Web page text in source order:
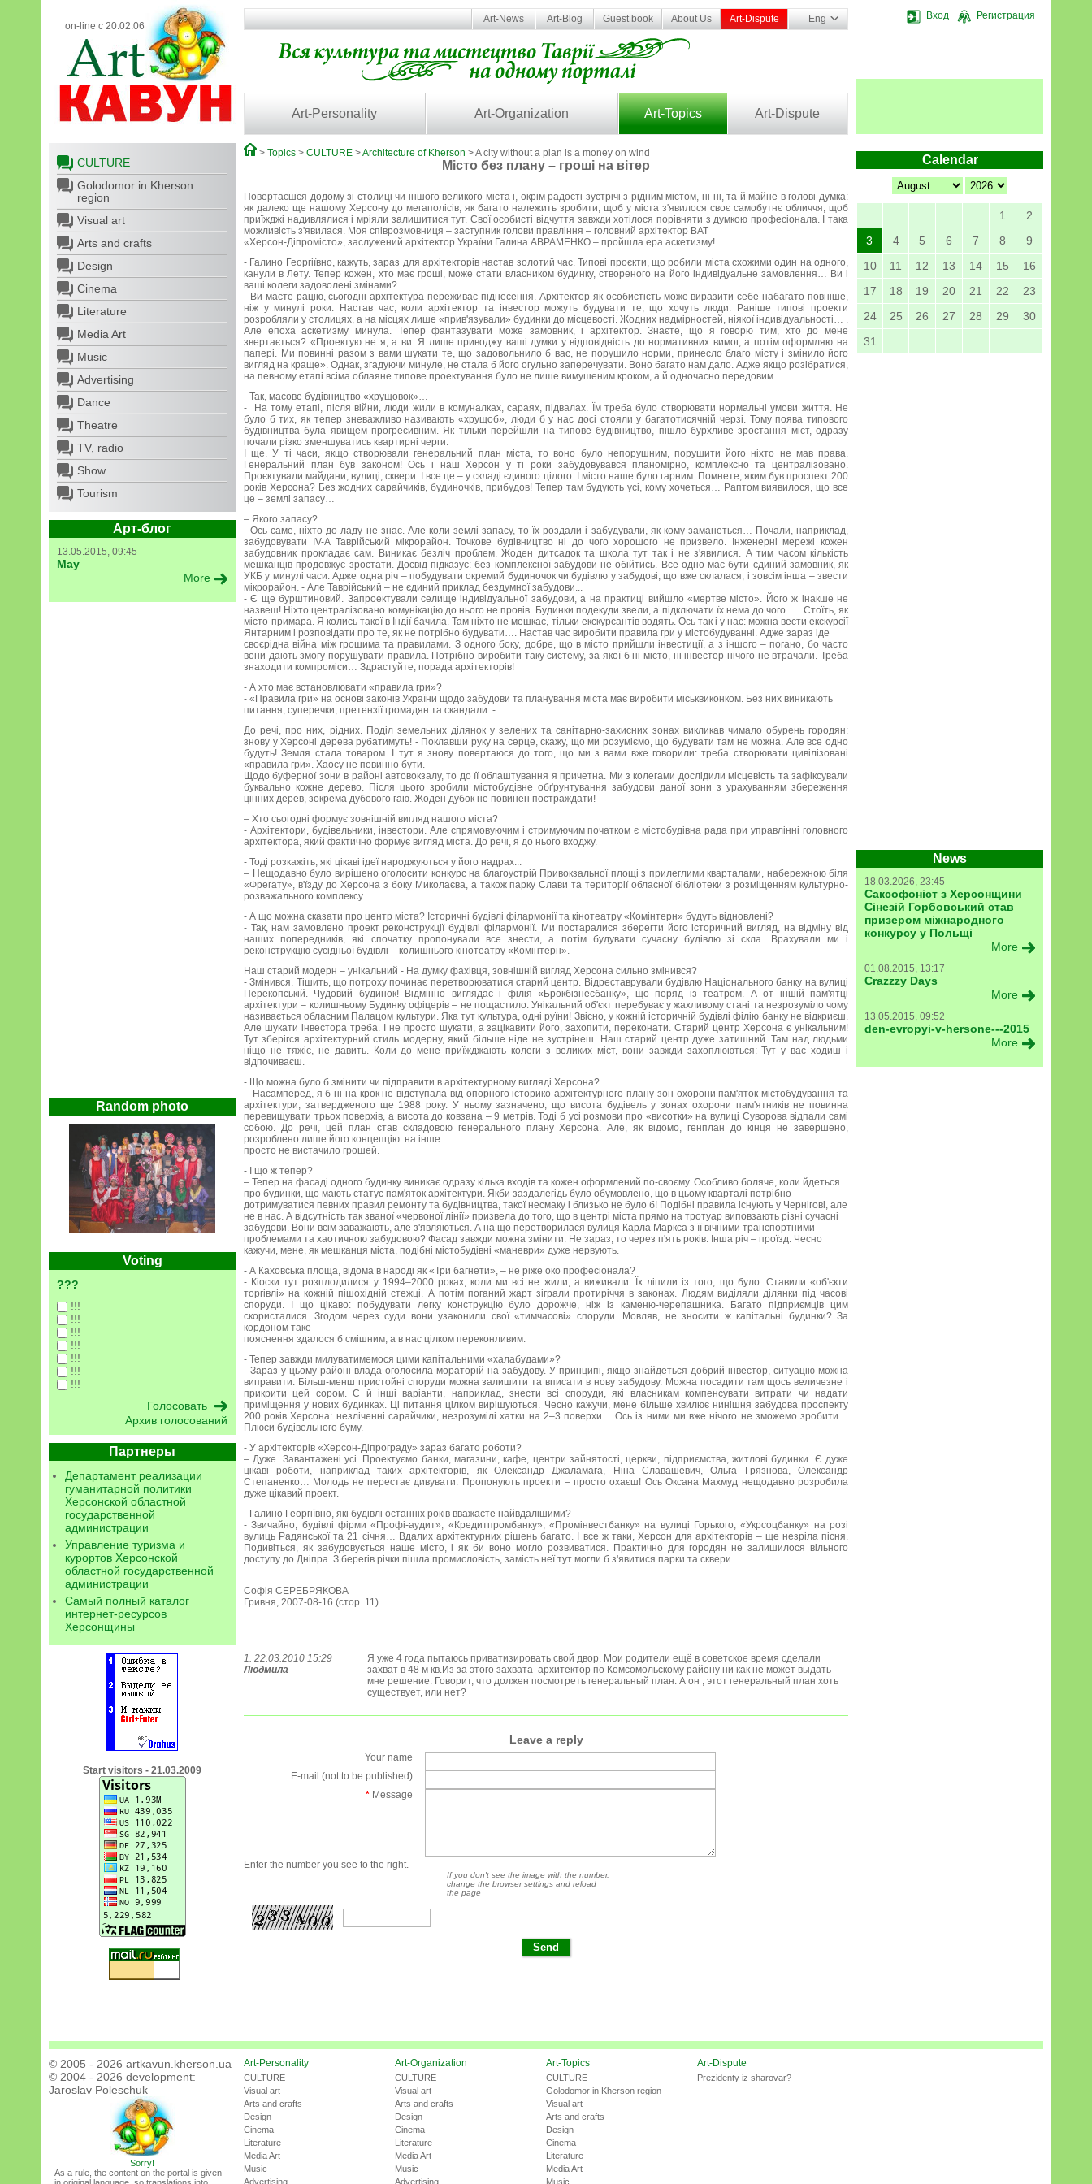
on-line с 20.02.06
Вход Регистрация
Art-News Art-Blog Guest book About Us Art-Dispute Eng
Art-Personality Art-Organization Art-Topics Art-Dispute
CULTURE
Golodomor in Kherson
region
Visual art
Arts and crafts
Design
Cinema
Literature
Media Art
Music
Advertising
Dance
Theatre
TV, radio
Show
Tourism
Арт-блог
13.05.2015, 09:45
May
More
Random photo
Voting
???
!!!
!!!
!!!
!!!
!!!
!!!
!!!
Архив голосований
Партнеры
Департамент реализации
гуманитарной политики
Херсонской областной
государственной
администрации
Управление туризма и
курортов Херсонской
областной государственной
администрации
Самый полный каталог
интернет-ресурсов
Херсонщины
Start visitors - 21.03.2009
Calendar
1
2
3
4 5 6 7 8
9
10
11 12 13 14 15
16
17
18 19 20 21 22
23
24
25 26 27 28 29
30
31
News
18.03.2026, 23:45
Саксофоніст з Херсонщини
Сінезій Горбовський став
призером міжнародного
конкурсу у Польщі
More
01.08.2015, 13:17
Crazzzy Days
More
13.05.2015, 09:52
den-evropyi-v-hersone---2015
More
> Topics > CULTURE >Architecture of Kherson > A city without a plan is a money on wind
Місто без плану – гроші на вітер
Повертаєшся додому зі столиці чи іншого великого міста і, окрім радості зустрічі з рідним містом, ні-ні, та й майне в голові думка:
як далеко ще нашому Херсону до мегаполісів, як багато належить зробити, щоб у міста з'явилося своє самобутнє обличчя, щоб
приїжджі надивлялися і мріяли залишитися тут. Свої особисті відчуття завжди хотілося порівняти з думкою професіонала. І така
можливість з'явилася. Моя співрозмовниця – заступник голови правління – головний архітектор ВАТ
«Херсон-Діпромісто», заслужений архітектор України Галина АВРАМЕНКО – пройшла ера аскетизму!
- Галино Георгіївно, кажуть, зараз для архітекторів настав золотий час. Типові проєкти, що робили міста схожими один на одного,
канули в Лету. Тепер кожен, хто має гроші, може стати власником будинку, створеного на його індивідуальне замовлення… Ви і
ваші колеги задоволені змінами?
- Ви маєте рацію, сьогодні архітектура переживає піднесення. Архітектор як особистість може виразити себе набагато повніше,
ніж у минулі роки. Настав час, коли архітектор та інвестор можуть будувати те, що хочуть люди. Раніше типові проекти
розробляли у столицях, а на місцях лише «прив'язували» будинки до місцевості. Жодних надмірностей, ніякої індивідуальності… .
Але епоха аскетизму минула. Тепер фантазувати може замовник, і архітектор. Знаєте, що я говорю тим, хто до мене
звертається? «Проектую не я, а ви. Я лише приводжу ваші думки у відповідність до нормативних вимог, а потім оформляю на
папері. Ми повинні разом з вами шукати те, що задовольнило б вас, не порушило норми, принесло благо місту і змінило його
вигляд на краще». Однак, згадуючи минуле, не стала б його огульно заперечувати. Воно багато нам дало. Адже якщо розібратися,
на певному етапі всіма облаяне типове проектування було не лише вимушеним кроком, а й одночасно передовим.
- Так, масове будівництво «хрущовок»…
- На тому етапі, після війни, люди жили в комуналках, сараях, підвалах. Їм треба було створювати нормальні умови життя. Не
було б тих, як тепер зневажливо називають «хрущоб», люди б у нас досі стояли у багатотисячній черзі. Тому поява типового
будівництва була явищем прогресивним. Як тільки перейшли на типове будівництво, пішло бурхливе зростання міст, одразу
почали різко зменшуватись квартирні черги.
І ще. У ті часи, якщо створювали генеральний план міста, то воно було непорушним, порушити його ніхто не мав права.
Генеральний план був законом! Ось і наш Херсон у ті роки забудовувався планомірно, комплексно та централізовано.
Проєктували майдани, вулиці, сквери. І все це – у складі єдиного цілого. І місто наше було гарним. Помнете, яким був проспект 200
років Херсона? Без жодних сарайчиків, будиночків, прибудов! Тепер там будують усі, кому хочеться… Раптом виявилося, що все
це – землі запасу…
– Якого запасу?
- Ось саме, ніхто до ладу не знає. Але коли землі запасу, то їх роздали і забудували, як кому заманеться… Почали, наприклад,
забудовувати ІV-А Таврійський мікрорайон. Точкове будівництво ні до чого хорошого не призвело. Інженерні мережі кожен
забудовник прокладає сам. Виникає безліч проблем. Жоден дитсадок та школа тут так і не з'явилися. А тим часом кількість
мешканців продовжує зростати. Досвід підказує: без комплексної забудови не обійтись. Все одно має бути єдиний замовник, як
УКБ у минулі часи. Адже одна річ – побудувати окремий будиночок чи будівлю у забудові, що вже склалася, і зовсім інша – звести
мікрорайон. - Але Таврійський – не єдиний приклад бездумної забудови...
- Є ще бурштиновий. Запроектували селище індивідуальної забудови, а на практиці вийшло «мертве місто». Його ж інакше не
назвеш! Ніхто централізовано комунікацію до нього не провів. Будинки подекуди звели, а підключати їх нема до чого… . Стоїть, як
місто-примара. Я колись такої в Індії бачила. Там ніхто не мешкає, тільки екскурсантів водять. Ось так і у нас: можна вести екскурсії
Янтарним і розповідати про те, як не потрібно будувати…. Настав час виробити правила гри у містобудуванні. Адже зараз іде
своєрідна війна між грошима та правилами. З одного боку, добре, що в місто прийшли інвестиції, а з іншого – погано, бо часто
вони дають змогу порушувати правила. Потрібно виробити таку систему, за якої б ні місто, ні інвестор нічого не втрачали. Треба
знаходити компроміси… Здрастуйте, порада архітекторів!
- А хто має встановлювати «правила гри»?
- «Правила гри» на основі законів України щодо забудови та планування міста має виробити міськвиконком. Без них виникають
питання, суперечки, претензії громадян та скандали. -
До речі, про них, рідних. Поділ земельних ділянок у зелених та санітарно-захисних зонах викликав чимало обурень городян:
знову у Херсоні дерева рубатимуть! - Поклавши руку на серце, скажу, що ми розуміємо, що будувати там не можна. Але все одно
будуть! Земля стала товаром. І тут я знову повертаюся до того, що ми з вами вже говорили: треба створювати цивілізовані
«правила гри». Хаосу не повинно бути.
Щодо буферної зони в районі автовокзалу, то до її облаштування я причетна. Ми з колегами дослідили місцевість та зафіксували
буквально кожне дерево. Після цього зробили містобудівне обґрунтування забудови даної зони з урахуванням збереження
цінних дерев, зокрема дубового гаю. Жоден дубок не повинен постраждати!
– Хто сьогодні формує зовнішній вигляд нашого міста?
- Архітектори, будівельники, інвестори. Але спрямовуючим і стримуючим початком є ​​містобудівна рада при управлінні головного
архітектора, який фактично формує вигляд міста. До речі, я до нього входжу.
- Тоді розкажіть, які цікаві ідеї народжуються у його надрах...
– Нещодавно було вирішено оголосити конкурс на благоустрій Привокзальної площі з прилеглими кварталами, набережною біля
«Фрегату», в'їзду до Херсона з боку Миколаєва, а також парку Слави та території обласної бібліотеки з розміщенням культурно-
розважального комплексу.
- А що можна сказати про центр міста? Історичні будівлі філармонії та кінотеатру «Комінтерн» будуть відновлені?
- Так, нам замовлено проект реконструкції будівлі філармонії. Ми постаралися зберегти його історичний вигляд, на відміну від
наших попередників, які спочатку пропонували все знести, а потім будувати сучасну будівлю зі скла. Врахували ми і
реконструкцію сусідньої будівлі – колишнього кінотеатру «Комінтерн».
Наш старий модерн – унікальний - На думку фахівця, зовнішній вигляд Херсона сильно змінився?
- Змінився. Тішить, що потроху починає перетворюватися старий центр. Відреставрували будівлю Національного банку на вулиці
Перекопській. Чудовий будинок! Відмінно виглядає і філія «Брокбізнесбанку», що поряд із театром. А от іншій пам'ятці
архітектури – колишньому Будинку офіцерів – не пощастило. Унікальний об'єкт перебуває у жахливому стані та незрозуміло чому
називається обласним Палацом культури. Яка тут культура, одні руїни! Звісно, ​​у кожній історичній будівлі філію банку не відкриєш.
Але шукати інвестора треба. І не просто шукати, а зацікавити його, захопити, переконати. Старий центр Херсона є унікальним!
Тут зберігся архітектурний стиль модерну, який більше ніде не зустрінеш. Наш старий центр дуже затишний. Там над людьми
ніщо не тяжіє, не давить. Коли до мене приїжджають колеги з великих міст, вони завжди захоплюються: Тут у вас ходиш і
відпочиваєш.
- Що можна було б змінити чи підправити в архітектурному вигляді Херсона?
– Насамперед, я б ні на крок не відступала від опорного історико-архітектурного плану зон охорони пам'яток містобудування та
архітектури, затвердженого ще 1988 року. У ньому зазначено, що висота будівель у зонах охорони пам'ятників не повинна
перевищувати трьох поверхів, а висота до ковзана – 9 метрів. Тоді б усі розмови про «висотки» на вулиці Суворова відпали самі
собою. До речі, цей план став складовою генерального плану Херсона. Але, як відомо, генплан до кінця не завершено,
розроблено лише його концепцію. на інше
просто не вистачило грошей.
- І що ж тепер?
– Тепер на фасаді одного будинку виникає одразу кілька входів та кожен оформлений по-своєму. Особливо боляче, коли йдеться
про будинки, що мають статус пам'яток архітектури. Якби заздалегідь було обумовлено, що в цьому кварталі потрібно
дотримуватися певних правил ремонту та будівництва, такої несмаку і близько не було б! Подібні правила існують у Чернігові, але
не в нас. А відсутність так званої «червоної лінії» призвела до того, що в центрі міста прямо на тротуар виповзають різні сучасні
забудови. Вони всім заважають, але з'являються. А на що перетворилася вулиця Карла Маркса з її вічними транспортними
проблемами та хаотичною забудовою? Фасад завжди можна змінити. Не зараз, то через п'ять років. Інша річ – проїзд. Чесно
кажучи, мене, як мешканця міста, подібні містобудівні «маневри» дуже нервують.
- А Каховська площа, відома в народі як «Три багнети», – не ріже око професіонала?
- Кіоски тут розплодилися у 1994–2000 роках, коли ми всі не жили, а виживали. Їх ліпили із того, що було. Ставили «об'єкти
торгівлі» на кожній пішохідній стежці. А потім поганий жарт зіграли протиріччя в законах. Людям виділяли ділянки під часові
споруди. І що цікаво: побудувати легку конструкцію було дорожче, ніж із каменю-черепашника. Багато підприємців цим
скористалися. Згодом через суди вони узаконили свої «тимчасові» споруди. Мовляв, не зносити ж капітальні будинки? За
кордоном таке
пояснення здалося б смішним, а в нас цілком переконливим.
- Тепер завжди милуватимемося цими капітальними «халабудами»?
- Зараз у цьому районі влада оголосила мораторій на забудову. У принципі, якщо знайдеться добрий інвестор, ситуацію можна
виправити. Більш-менш пристойні споруди можна залишити та вписати в нову забудову. Можна посадити там щось величезне і
прикрити цей сором. Є й інші варіанти, наприклад, знести всі споруди, які власникам компенсувати витрати чи надати
приміщення у нових будинках. Ці питання цілком вирішуються. Чесно кажучи, мене більше хвилює нинішня забудова проспекту
200 років Херсона: незліченні сарайчики, незрозумілі хатки на 2–3 поверхи… Ось із ними ми вже нічого не зможемо зробити…
Плюси будівельного буму.
- У архітекторів «Херсон-Діпрограду» зараз багато роботи?
– Дуже. Завантажені усі. Проектуємо банки, магазини, кафе, центри зайнятості, церкви, підприємства, житлові будинки. Є дуже
цікаві роботи, наприклад таких архітекторів, як Олександр Джаламага, Ніна Славашевич, Ольга Грязнова, Олександр
Степаненко… Молодь не перестає дивувати. Пропонують проекти – просто охаєш! Ось Оксана Махмуд нещодавно розробила
дуже цікавий проект.
- Галино Георгіївно, які будівлі останніх років вважаєте найвдалішими?
- Звичайно, будівлі фірми «Профі-аудит», «Кредитпромбанку», «Промінвестбанку» на вулиці Горького, «Укрсоцбанку» на розі
вулиць Радянської та 21 січня… Вдалих архітектурних рішень багато. І все ж таки, Херсон для архітекторів – ще незріла пісня.
Подивіться, як забудовується наше місто, і як би воно могло розвиватися. Практично для городян не залишилося вільного
доступу до Дніпра. З берегів річки пішла промисловість, замість неї тут могли б з'явитися парки та сквери.
Софія СЕРЕБРЯКОВА
Гривня, 2007-08-16 (стор. 11)
1. 22.03.2010 15:29
Людмила
Я уже 4 года пытаюсь приватизировать свой двор. Мои родители ещё в советское время сделали
захват в 48 м кв.Из за этого захвата архитектор по Комсомольскому району ни как не может выдать
мне решение. Говорит, что должен посмотреть генеральный план. А он , этот генеральный план хоть
существует, или нет?
Leave a reply
Your name
E-mail (not to be published)
* Message
Enter the number you see to the right.
If you don't see the image with the number,
change the browser settings and reload
the page
© 2005 - 2026 artkavun.kherson.ua
© 2004 - 2026 development:
Jaroslav Poleschuk
Sorry!
As a rule, the content on the portal is given
Art-Personality
CULTURE
Visual art
Arts and crafts
Design
Cinema
Literature
Media Art
Music
Advertising
Art-Organization
CULTURE
Visual art
Arts and crafts
Design
Cinema
Literature
Media Art
Music
Advertising
Art-Topics
CULTURE
Golodomor in Kherson region
Visual art
Arts and crafts
Design
Cinema
Literature
Media Art
Music
Art-Dispute
Prezidenty iz sharovar?